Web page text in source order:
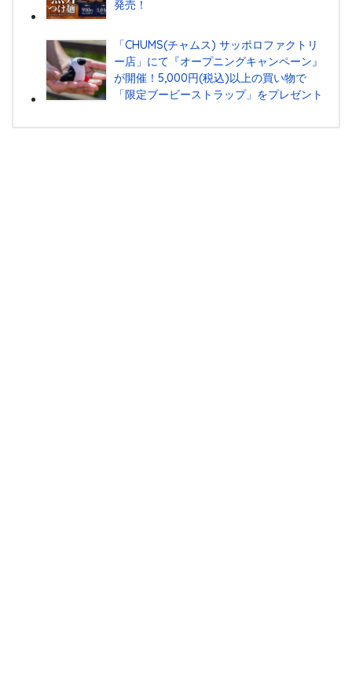
発売！
「CHUMS(チャムス) サッポロファクトリ
ー店」にて『オープニングキャンペーン』
が開催！5,000円(税込)以上の買い物で
「限定ブービーストラップ」をプレゼント